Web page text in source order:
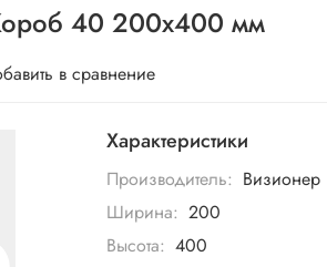
40 200х400 мм
в сравнение
Характеристики
Производитель: Визионер
Ширина: 200
Высота: 400